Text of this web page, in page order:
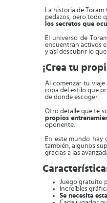
La historia de
pedazos, pero todo
los secretos que
El universo de
encuentran activos
y así descubrir lo
¡Crea tu
Al comenzar tu viaje
ropa del estilo que
de donde escoger.
Otro detalle que te
propios
oponente.
En este mundo hay
también, algunos
gracias a las
Juego gratuito
Increíbles
Se necesita